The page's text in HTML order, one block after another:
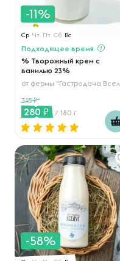
-11%
Ср Чт Пт Сб Вс
Подходящее время
% Творожный крем с
ванилью 23%
от фермы "Гастродача Вселуг"
315
280 / 180 г
-58%